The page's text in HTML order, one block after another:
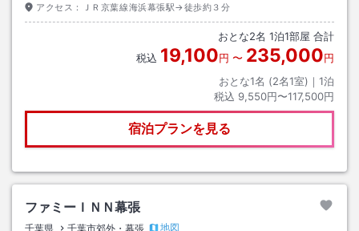
アクセス： ＪＲ京葉線海浜幕張駅→徒歩約３分
おとな2名 1泊1部屋 合計
税込 19,100円 〜 235,000円
おとな1名 (2名1室)｜ 1泊
税込 9,550円〜117,500円
宿泊プランを見る
ファミーＩＮＮ幕張
千葉県 千葉市郊外・幕張
地図